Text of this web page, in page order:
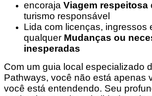
encoraja Viagem respeitosa
turismo responsável
Lida com licenças, ingressos
qualquer Mudanças ou
inesperadas
Com um guia local especializado
Pathways, você não está apenas
você está entendendo. Seu